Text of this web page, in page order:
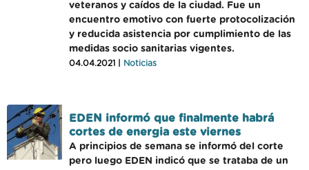
veteranos y caídos de la ciudad. Fue un
encuentro emotivo con fuerte protocolización
y reducida asistencia por cumplimiento de las
medidas socio sanitarias vigentes.
04.04.2021 | Noticias
EDEN informó que finalmente habrá
cortes de energia este viernes
A principios de semana se informó del corte
pero luego EDEN indicó que se trataba de un